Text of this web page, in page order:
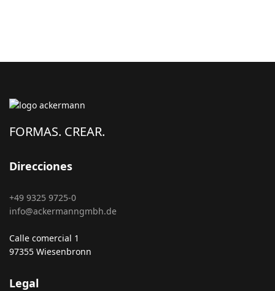
FORMAS. CREAR.
Direcciones
+49 9325 9725-0
info@ackermanngmbh.de
Calle comercial 1
97355 Wiesenbronn
Legal